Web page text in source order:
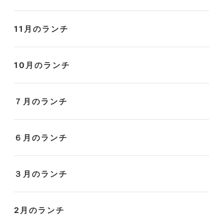
11月のランチ
10月のランチ
７月のランチ
６月のランチ
３月のランチ
2月のランチ